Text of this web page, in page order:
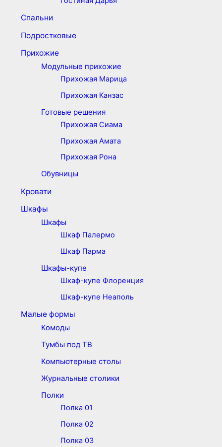
Спальни
Подростковые
Прихожие
Модульные прихожие
Прихожая Марица
Прихожая Канзас
Готовые решения
Прихожая Сиама
Прихожая Амата
Прихожая Рона
Обувницы
Кровати
Шкафы
Шкафы
Шкаф Палермо
Шкаф Парма
Шкафы-купе
Шкаф-купе Флоренция
Шкаф-купе Неаполь
Малые формы
Комоды
Тумбы под ТВ
Компьютерные столы
Журнальные столики
Полки
Полка 01
Полка 02
Полка 03